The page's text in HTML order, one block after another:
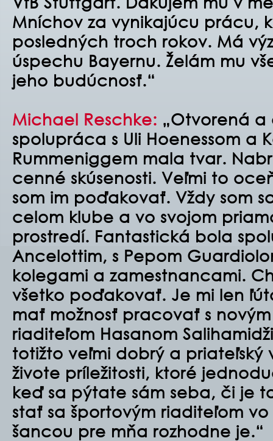
Mníchov za vynikajúcu prácu,
posledných troch rokov. Má
úspechu Bayernu. Želám mu
jeho budúcnosť.“
Michael Reschke: „Otvorená
spolupráca s Uli Hoenessom a
Rummeniggem mala tvar.
cenné skúsenosti. Veľmi to
som im poďakovať. Vždy som
celom klube a vo svojom
prostredí. Fantastická bola
Ancelottim, s Pepom
kolegami a zamestnancami.
všetko poďakovať. Je mi len
mať možnosť pracovať s
riaditeľom Hasanom
totižto veľmi dobrý a priateľský
živote príležitosti, ktoré
keď sa pýtate sám seba, či je
stať sa športovým riaditeľom
šancou pre mňa rozhodne je.“